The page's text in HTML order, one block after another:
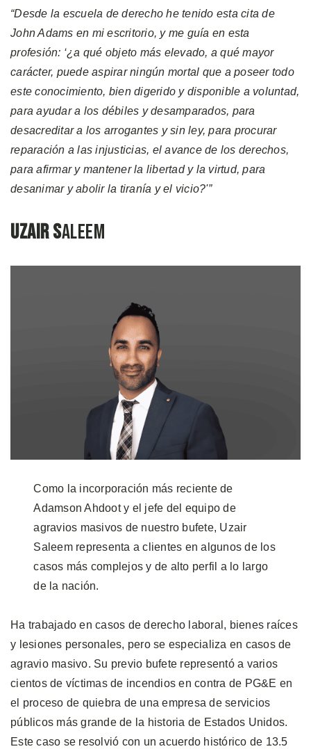
“Desde la escuela de derecho he tenido esta cita de
John Adams en mi escritorio, y me guía en esta
profesión: ‘¿a qué objeto más elevado, a qué mayor
carácter, puede aspirar ningún mortal que a poseer todo
este conocimiento, bien digerido y disponible a voluntad,
para ayudar a los débiles y desamparados, para
desacreditar a los arrogantes y sin ley, para procurar
reparación a las injusticias, el avance de los derechos,
para afirmar y mantener la libertad y la virtud, para
desanimar y abolir la tiranía y el vicio?'”
Uzair Saleem
Como la incorporación más reciente de
Adamson Ahdoot y el jefe del equipo de
agravios masivos de nuestro bufete, Uzair
Saleem representa a clientes en algunos de los
casos más complejos y de alto perfil a lo largo
de la nación.
Ha trabajado en casos de derecho laboral, bienes raíces
y lesiones personales, pero se especializa en casos de
agravio masivo. Su previo bufete representó a varios
cientos de víctimas de incendios en contra de PG&E en
el proceso de quiebra de una empresa de servicios
públicos más grande de la historia de Estados Unidos.
Este caso se resolvió con un acuerdo histórico de 13.5